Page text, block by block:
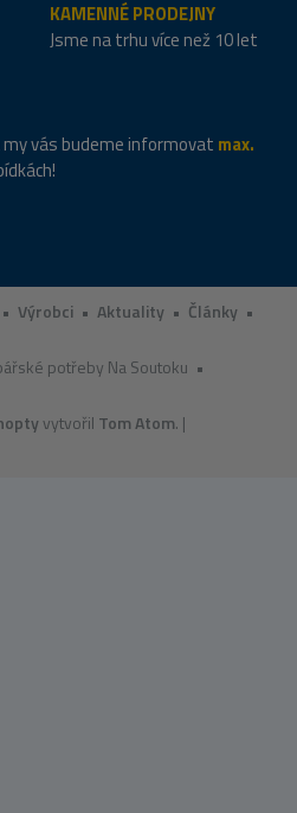
KAMENNÉ PRODEJNY
Jsme na trhu více než 10 let
vás budeme informovat max.
• Výrobci • Aktuality • Články •
potřeby Na Soutoku •
vytvořil Tom Atom. |